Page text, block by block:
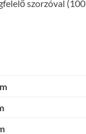
szorzóval (100